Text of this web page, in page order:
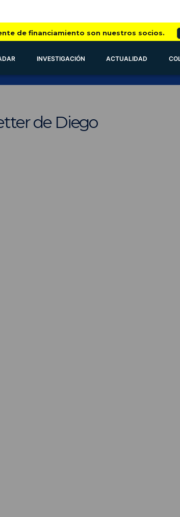
de financiamiento son nuestros socios.
INVESTIGACIÓN ACTUALIDAD
de Diego